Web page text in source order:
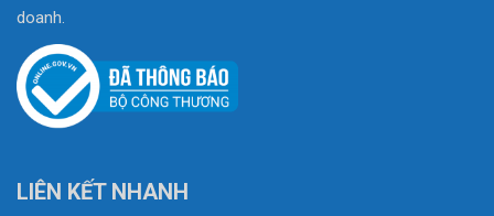
doanh.
LIÊN KẾT NHANH